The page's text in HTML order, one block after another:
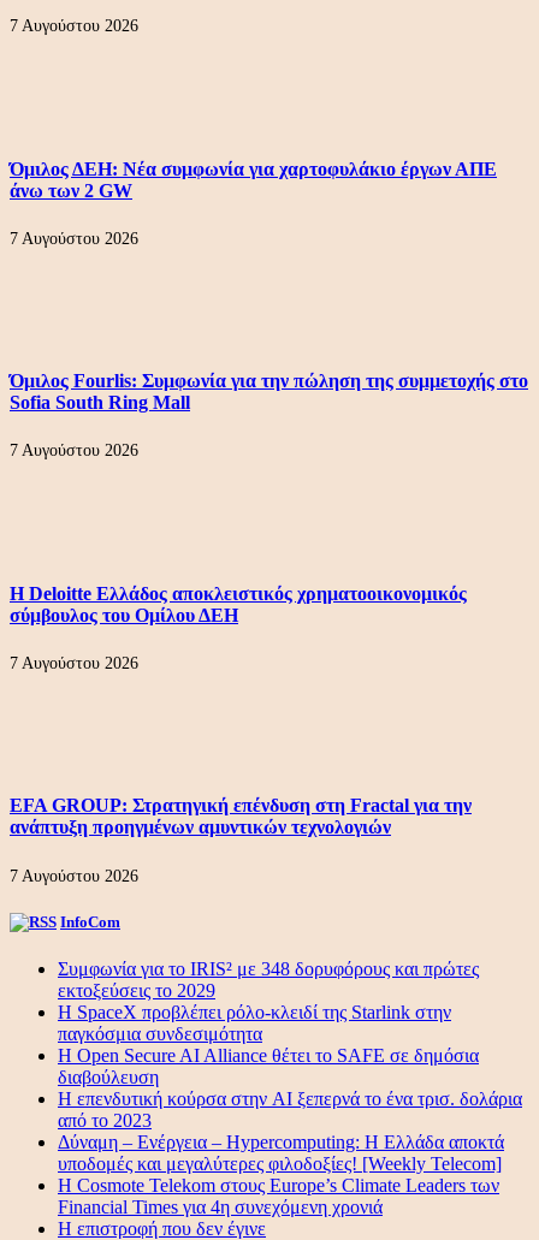
7 Αυγούστου 2026
Όμιλος ΔΕΗ: Νέα συμφωνία για χαρτοφυλάκιο έργων ΑΠΕ
άνω των 2 GW
7 Αυγούστου 2026
Όμιλος Fourlis: Συμφωνία για την πώληση της συμμετοχής στο
Sofia South Ring Mall
7 Αυγούστου 2026
Η Deloitte Ελλάδος αποκλειστικός χρηματοοικονομικός
σύμβουλος του Ομίλου ΔΕΗ
7 Αυγούστου 2026
EFA GROUP: Στρατηγική επένδυση στη Fractal για την
ανάπτυξη προηγμένων αμυντικών τεχνολογιών
7 Αυγούστου 2026
InfoCom
Συμφωνία για το IRIS² με 348 δορυφόρους και πρώτες
εκτοξεύσεις το 2029
Η SpaceX προβλέπει ρόλο-κλειδί της Starlink στην
παγκόσμια συνδεσιμότητα
Η Open Secure AI Alliance θέτει το SAFE σε δημόσια
διαβούλευση
Η επενδυτική κούρσα στην AI ξεπερνά το ένα τρισ. δολάρια
από το 2023
Δύναμη – Ενέργεια – Ηypercomputing: Η Ελλάδα αποκτά
υποδομές και μεγαλύτερες φιλοδοξίες! [Weekly Telecom]
Η Cosmote Telekom στους Europe’s Climate Leaders των
Financial Times για 4η συνεχόμενη χρονιά
Η επιστροφή που δεν έγινε